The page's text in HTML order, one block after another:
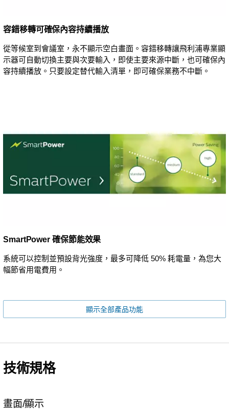
容錯移轉可確保內容持續播放
從等候室到會議室，永不顯示空白畫面。容錯移轉讓飛利浦專業顯
示器可自動切換主要與次要輸入，即使主要來源中斷，也可確保內
容持續播放。只要設定替代輸入清單，即可確保業務不中斷。
SmartPower 確保節能效果
系統可以控制並預設背光強度，最多可降低 50% 耗電量，為您大
幅節省用電費用。
顯示全部產品功能
技術規格
畫面/顯示